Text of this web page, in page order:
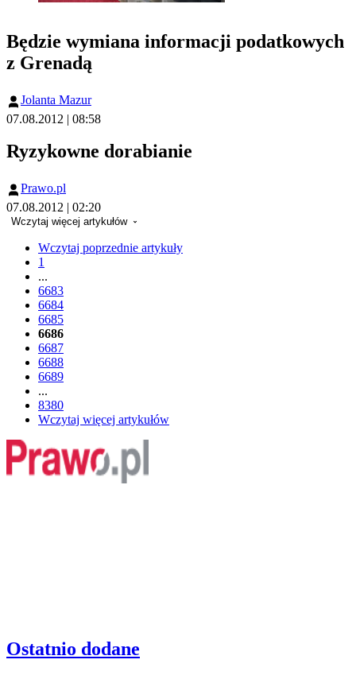
Będzie wymiana informacji podatkowych
z Grenadą
Jolanta Mazur
07.08.2012 | 08:58
Ryzykowne dorabianie
Prawo.pl
07.08.2012 | 02:20
Wczytaj więcej artykułów
Wczytaj poprzednie artykuły
1
...
6683
6684
6685
6686
6687
6688
6689
...
8380
Wczytaj więcej artykułów
Ostatnio dodane